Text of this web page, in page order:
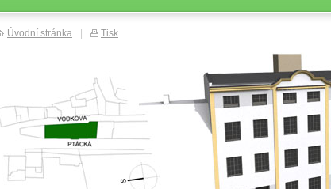
Úvodní stránka | Tisk